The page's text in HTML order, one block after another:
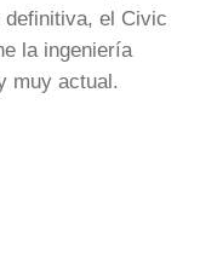
definitiva, el Civic
la ingeniería
muy actual.